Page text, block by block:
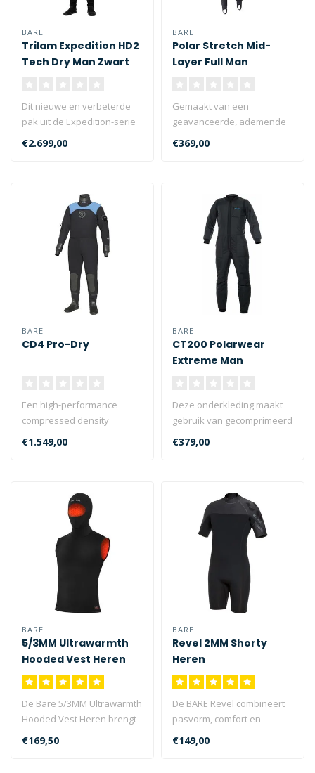
BARE
Trilam Expedition HD2
Tech Dry Man Zwart
Dit nieuwe en verbeterde
pak uit de Expedition-serie
is gemaakt van onze meest
€2.699,00
BARE
Polar Stretch Mid-
Layer Full Man
Gemaakt van een
geavanceerde, ademende
en compressiebestendige
stretchfleece, bi..
€369,00
BARE
CD4 Pro-Dry
Een high-performance
compressed density
neopreen droogpak, de CD4
biedt een perf..
€1.549,00
BARE
CT200 Polarwear
Extreme Man
Deze onderkleding maakt
gebruik van gecomprimeerd
Thinsulate>™. Dit zorgt
voor..
€379,00
BARE
5/3MM Ultrawarmth
Hooded Vest Heren
De Bare 5/3MM Ultrawarmth
Hooded Vest Heren brengt
uw wetsuit systeem naar
een n..
€169,50
BARE
Revel 2MM Shorty
Heren
De BARE Revel combineert
pasvorm, comfort en
flexibiliteit voor uitstekende
€149,00